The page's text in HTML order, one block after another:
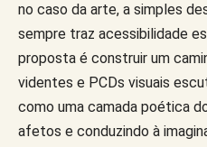
no caso da arte, a simples
sempre traz acessibilidade
proposta é construir um
videntes e PCDs visuais
como uma camada poética
afetos e conduzindo à